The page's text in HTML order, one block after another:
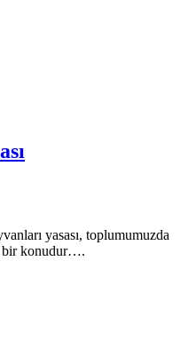
yasası, toplumumuzda
bir konudur….